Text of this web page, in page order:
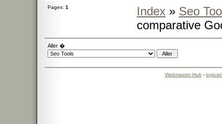
Pages: 1 Index » Seo
comparative
Aller �
Webmaster Hub -